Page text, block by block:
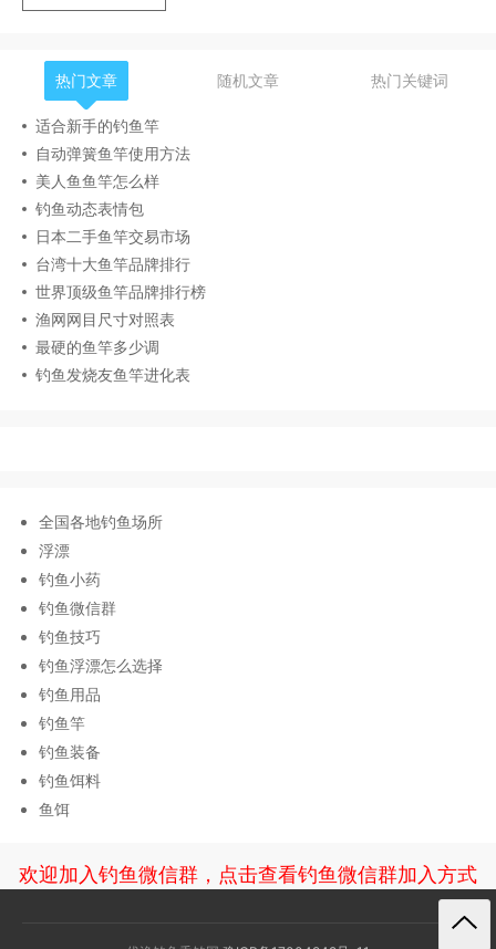
热门文章 随机文章 热门关键词
适合新手的钓鱼竿
自动弹簧鱼竿使用方法
美人鱼鱼竿怎么样
钓鱼动态表情包
日本二手鱼竿交易市场
台湾十大鱼竿品牌排行
世界顶级鱼竿品牌排行榜
渔网网目尺寸对照表
最硬的鱼竿多少调
钓鱼发烧友鱼竿进化表
全国各地钓鱼场所
浮漂
钓鱼小药
钓鱼微信群
钓鱼技巧
钓鱼浮漂怎么选择
钓鱼用品
钓鱼竿
钓鱼装备
钓鱼饵料
鱼饵
欢迎加入钓鱼微信群，点击查看钓鱼微信群加入方式